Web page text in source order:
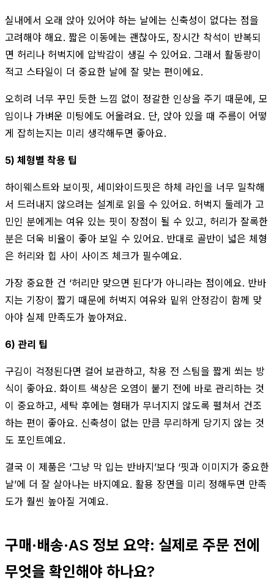
실내에서 오래 앉아 있어야 하는 날에는 신축성이 없다는 점을
고려해야 해요. 짧은 이동에는 괜찮아도, 장시간 착석이 반복되
면 허리나 허벅지에 압박감이 생길 수 있어요. 그래서 활동량이
적고 스타일이 더 중요한 날에 잘 맞는 편이에요.
오히려 너무 꾸민 듯한 느낌 없이 정갈한 인상을 주기 때문에, 모
임이나 가벼운 미팅에도 어울려요. 단, 앉아 있을 때 주름이 어떻
게 잡히는지는 미리 생각해두면 좋아요.
5) 체형별 착용 팁
하이웨스트와 보이핏, 세미와이드핏은 하체 라인을 너무 밀착해
서 드러내지 않으려는 설계로 읽을 수 있어요. 허벅지 둘레가 고
민인 분에게는 여유 있는 핏이 장점이 될 수 있고, 허리가 잘록한
분은 더욱 비율이 좋아 보일 수 있어요. 반대로 골반이 넓은 체형
은 허리와 힙 사이 사이즈 체크가 필수예요.
가장 중요한 건 ‘허리만 맞으면 된다’가 아니라는 점이에요. 반바
지는 기장이 짧기 때문에 허벅지 여유와 밑위 안정감이 함께 맞
아야 실제 만족도가 높아져요.
6) 관리 팁
구김이 걱정된다면 걸어 보관하고, 착용 전 스팀을 짧게 쐬는 방
식이 좋아요. 화이트 색상은 오염이 붙기 전에 바로 관리하는 것
이 중요하고, 세탁 후에는 형태가 무너지지 않도록 펼쳐서 건조
하는 편이 좋아요. 신축성이 없는 만큼 무리하게 당기지 않는 것
도 포인트예요.
결국 이 제품은 ‘그냥 막 입는 반바지’보다 ‘핏과 이미지가 중요한
날’에 더 잘 살아나는 바지예요. 활용 장면을 미리 정해두면 만족
도가 훨씬 높아질 거예요.
구매·배송·AS 정보 요약: 실제로 주문 전에
무엇을 확인해야 하나요?